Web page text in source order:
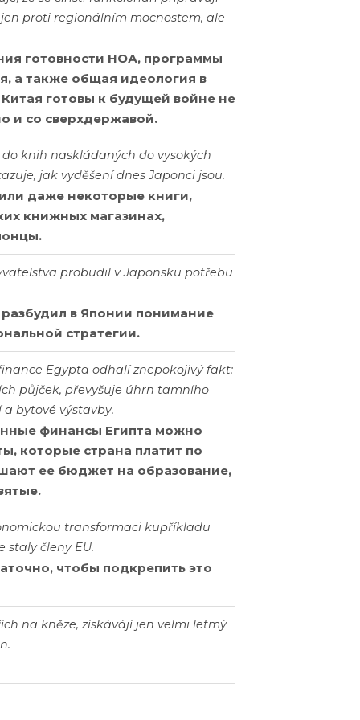
proti regionálním mocnostem, ale
готовности НОА, программы
а также общая идеология в
готовы к будущей войне не
и со сверхдержавой.
knih naskládaných do vysokých
jak vyděšení dnes Japonci jsou.
даже некоторые книги,
книжных магазинах,
probudil v Japonsku potřebu
в Японии понимание
стратегии.
Egypta odhalí znepokojivý fakt:
půjček, převyšuje úhrn tamního
bytové výstavby.
финансы Египта можно
которые страна платит по
ее бюджет на образование,
transformaci kupříkladu
staly členy EU.
чтобы подкрепить это
na kněze, získávájí jen velmi letmý